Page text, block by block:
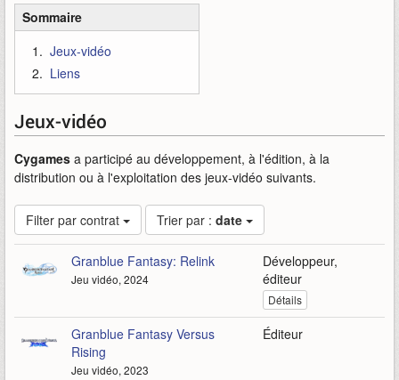
Sommaire
Jeux-vidéo
Liens
Jeux-vidéo
Cygames a participé au développement, à l'édition, à la
distribution ou à l'exploitation des jeux-vidéo suivants.
Filter par contrat Trier par : date
Granblue Fantasy: Relink
Jeu vidéo, 2024
Développeur,
éditeur
Détails
Granblue Fantasy Versus
Rising
Jeu vidéo, 2023
Éditeur